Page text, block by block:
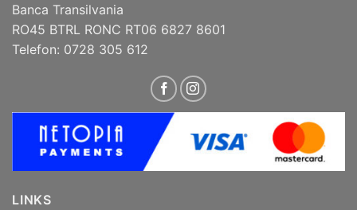
Banca Transilvania
RO45 BTRL RONC RT06 6827 8601
Telefon: 0728 305 612
LINKS